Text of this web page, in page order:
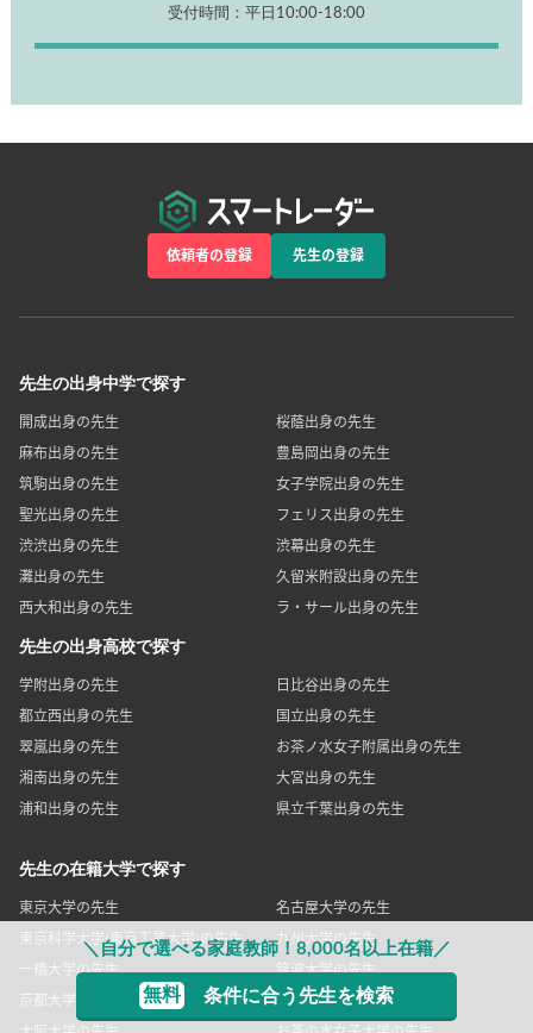
受付時間：平日10:00-18:00
＼自分で選べる家庭教師！8,000名以上在籍／
無料 条件に合う先生を検索
依頼者の登録 先生の登録
先生の出身中学で探す
開成出身の先生
桜蔭出身の先生
麻布出身の先生
豊島岡出身の先生
筑駒出身の先生
女子学院出身の先生
聖光出身の先生
フェリス出身の先生
渋渋出身の先生
渋幕出身の先生
灘出身の先生
久留米附設出身の先生
西大和出身の先生
ラ・サール出身の先生
先生の出身高校で探す
学附出身の先生
日比谷出身の先生
都立西出身の先生
国立出身の先生
翠嵐出身の先生
お茶ノ水女子附属出身の先生
湘南出身の先生
大宮出身の先生
浦和出身の先生
県立千葉出身の先生
先生の在籍大学で探す
東京大学の先生
名古屋大学の先生
東京科学大学(東京工業大学)の先生
九州大学の先生
一橋大学の先生
筑波大学の先生
京都大学の先生
神戸大学の先生